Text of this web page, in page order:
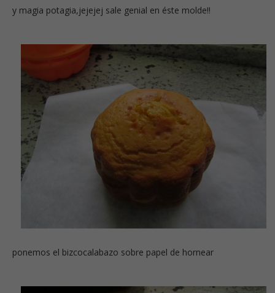
y magia potagia,jejejej sale genial en éste molde!!
ponemos el bizcocalabazo sobre papel de hornear